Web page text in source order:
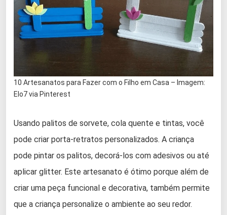
10 Artesanatos para Fazer com o Filho em Casa – Imagem:
Elo7 via Pinterest
Usando palitos de sorvete, cola quente e tintas, você
pode criar porta-retratos personalizados. A criança
pode pintar os palitos, decorá-los com adesivos ou até
aplicar glitter. Este artesanato é ótimo porque além de
criar uma peça funcional e decorativa, também permite
que a criança personalize o ambiente ao seu redor.